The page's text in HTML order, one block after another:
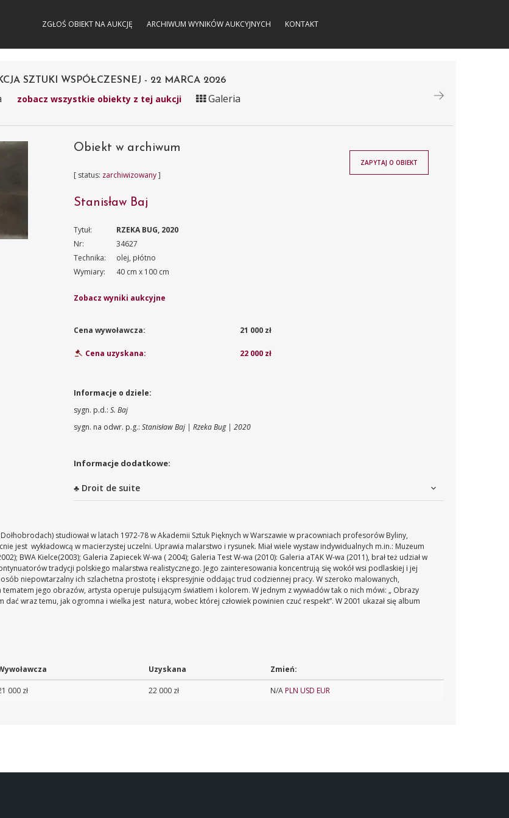
ZGŁOŚ OBIEKT NA AUKCJĘ ARCHIWUM WYNIKÓW AUKCYJNYCH KONTAKT
SZTUKI WSPÓŁCZESNEJ - 22 MARCA 2026
zobacz wszystkie obiekty z tej aukcji Galeria
Obiekt w archiwum
[ status: zarchiwizowany]
Stanisław Baj
Tytuł:
RZEKA BUG, 2020
Nr:
34627
Technika:
olej, płótno
Wymiary:
40 cm x 100 cm
Zobacz wyniki aukcyjne
Cena wywoławcza: 21 000 zł
Cena uzyskana: 22 000 zł
ZAPYTAJ O OBIEKT
Informacje o dziele:
sygn. p.d.:S. Baj
sygn. na odwr. p.g.:Stanisław Baj | Rzeka Bug | 2020
Informacje dodatkowe:
♣ Droit de suite
studiował w latach 1972-78 w Akademii Sztuk Pięknych w Warszawie w pracowniach profesorów Byliny,
jest wykładowcą w macierzystej uczelni. Uprawia malarstwo i rysunek. Miał wiele wystaw indywidualnych m.in.: Muzeum
BWA Kielce(2003); Galeria Zapiecek W-wa ( 2004); Galeria Test W-wa (2010): Galeria aTAK W-wa (2011), brał też udział w
tradycji polskiego malarstwa realistycznego. Jego zainteresowania koncentrują się wokół wsi podlaskiej i jej
niepowtarzalny ich szlachetna prostotę i ekspresyjnie oddając trud codziennej pracy. W szeroko malowanych,
jego obrazów, artysta operuje pulsującym światłem i kolorem. W jednym z wywiadów tak o nich mówi: „ Obrazy
wraz temu, jak ogromna i wielka jest natura, wobec której człowiek powinien czuć respekt”. W 2001 ukazał się album
Uzyskana Zmień:
000 zł 22 000 zł N/APLN USD EUR